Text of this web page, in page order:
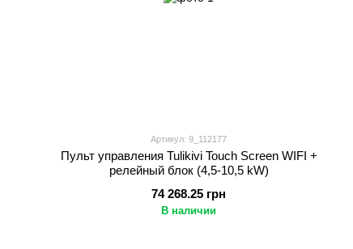
Артикул: 9_112177
Пульт управления Tulikivi Touch Screen WIFI +
релейный блок (4,5-10,5 kW)
74 268.25 грн
В наличии